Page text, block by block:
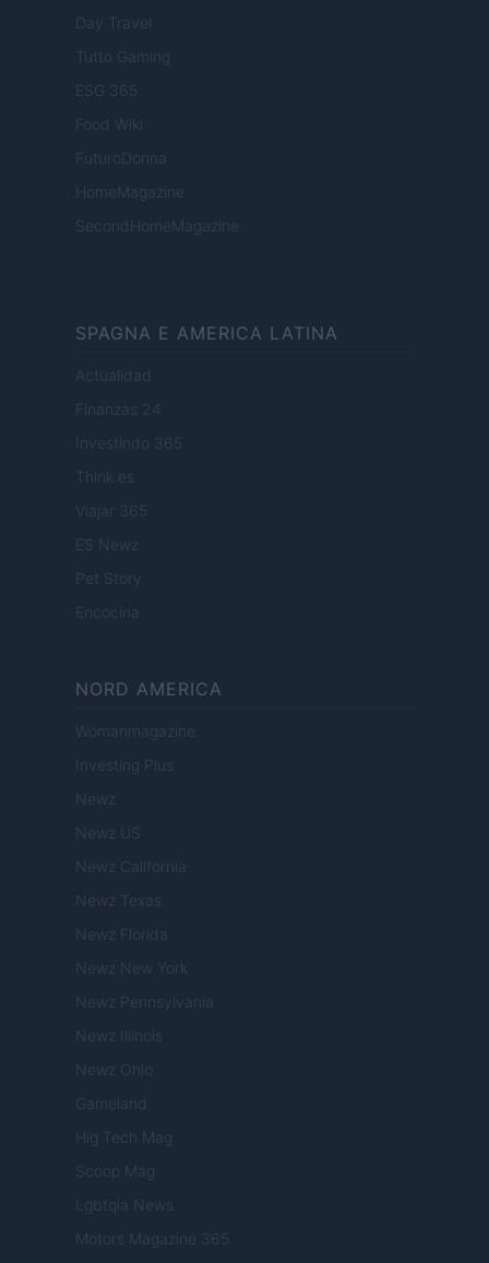
Day Travel
Tutto Gaming
ESG 365
Food Wiki
FuturoDonna
HomeMagazine
SecondHomeMagazine
SPAGNA E AMERICA LATINA
Actualidad
Finanzas 24
Investindo 365
Think.es
Viajar 365
ES Newz
Pet Story
Encocina
NORD AMERICA
Womanmagazine
Investing Plus
Newz
Newz US
Newz California
Newz Texas
Newz Florida
Newz New York
Newz Pennsylvania
Newz Illinois
Newz Ohio
Gameland
Hig Tech Mag
Scoop Mag
Lgbtqia News
Motors Magazine 365